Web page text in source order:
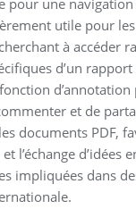
utile pour
à accéder
d’un rapport
et de
documents PDF,
l’échange d’idées
impliquées dans